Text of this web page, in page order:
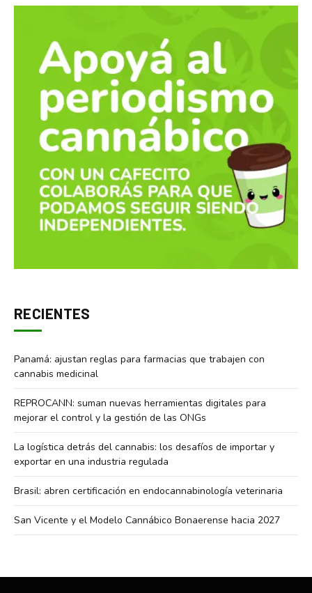
RECIENTES
Panamá: ajustan reglas para farmacias que trabajen con
cannabis medicinal
REPROCANN: suman nuevas herramientas digitales para
mejorar el control y la gestión de las ONGs
La logística detrás del cannabis: los desafíos de importar y
exportar en una industria regulada
Brasil: abren certificación en endocannabinología veterinaria
San Vicente y el Modelo Cannábico Bonaerense hacia 2027